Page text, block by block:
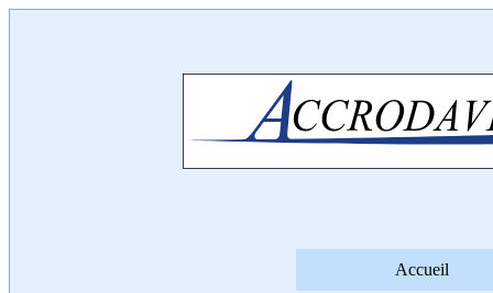
Accueil